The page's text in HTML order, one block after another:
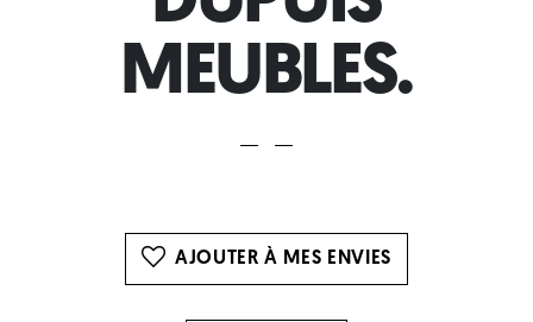
MEUBLES.
AJOUTER À MES ENVIES